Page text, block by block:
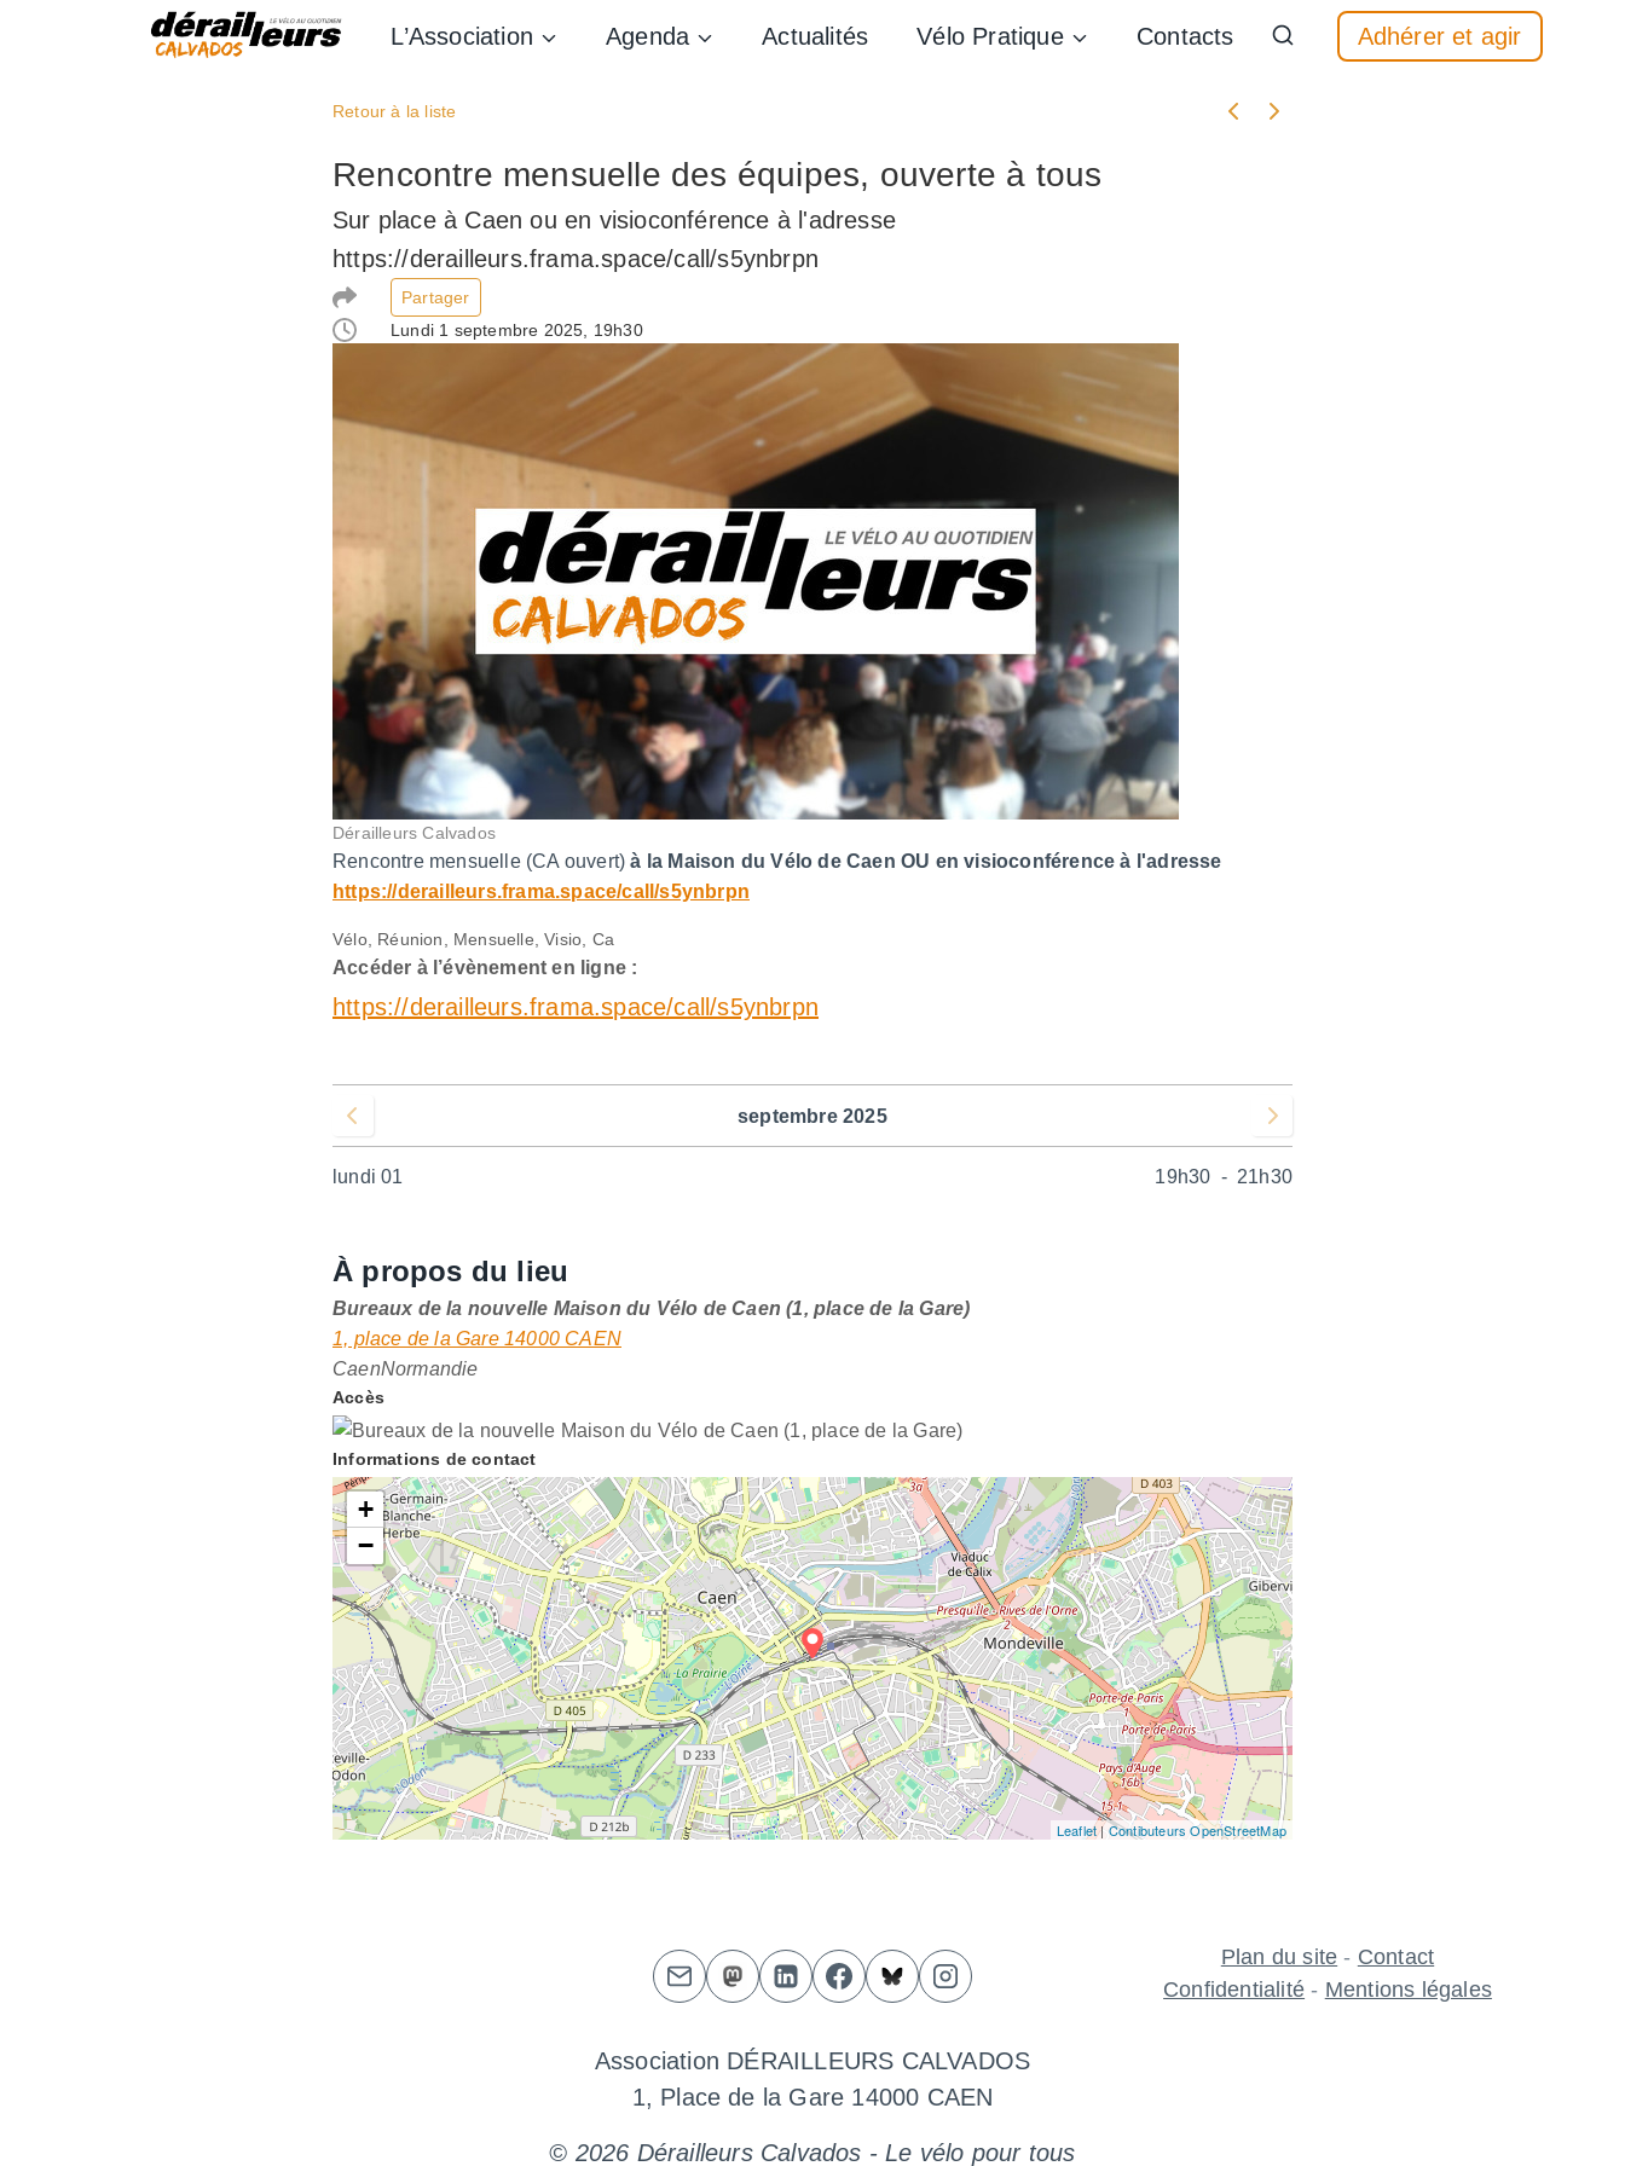
L’Association Agenda Actualités Vélo Pratique Contacts Adhérer et agir
Retour à la liste Évènement précédent
Évènement suivant
Rencontre mensuelle des équipes, ouverte à tous
Sur place à Caen ou en visioconférence à l'adresse
https://derailleurs.frama.space/call/s5ynbrpn
Partager
Lundi 1 septembre 2025, 19h30
Dérailleurs Calvados
Rencontre mensuelle (CA ouvert)à la Maison du Vélo de Caen OU en visioconférence à l'adresse
https://derailleurs.frama.space/call/s5ynbrpn
Vélo, Réunion, Mensuelle, Visio, Ca
Accéder à l’évènement en ligne :
https://derailleurs.frama.space/call/s5ynbrpn
Voir le mois précédent septembre 2025 Voir le mois suivant
lundi 01 19h30 - 21h30
À propos du lieu
Bureaux de la nouvelle Maison du Vélo de Caen (1, place de la Gare)
1, place de la Gare 14000 CAEN
CaenNormandie
Accès
Informations de contact
+
−
Leaflet|Contibuteurs OpenStreetMap
Plan du site - Contact
Confidentialité - Mentions légales
Association DÉRAILLEURS CALVADOS
1, Place de la Gare 14000 CAEN
© 2026 Dérailleurs Calvados - Le vélo pour tous